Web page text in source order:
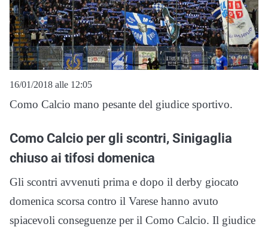
16/01/2018 alle 12:05
Como Calcio mano pesante del giudice sportivo.
Como Calcio per gli scontri, Sinigaglia
chiuso ai tifosi domenica
Gli scontri avvenuti prima e dopo il derby giocato
domenica scorsa contro il Varese hanno avuto
spiacevoli conseguenze per il Como Calcio. Il giudice